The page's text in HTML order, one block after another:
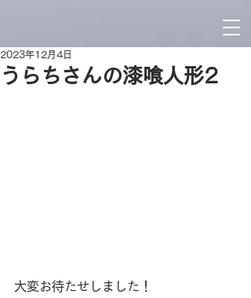
うらちさんの漆喰人形2
2023年12月4日
大変お待たせしました！